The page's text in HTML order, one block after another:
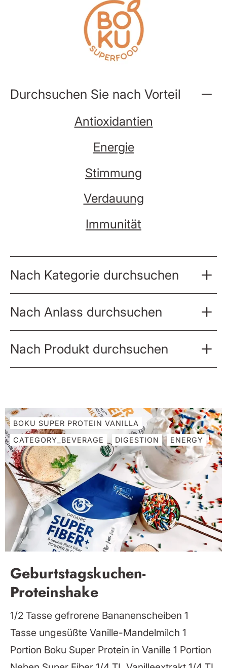
Durchsuchen Sie nach Vorteil
Antioxidantien
Energie
Stimmung
Verdauung
Immunität
Nach Kategorie durchsuchen
Nach Anlass durchsuchen
Nach Produkt durchsuchen
BOKU SUPER PROTEIN VANILLA
CATEGORY_BEVERAGE
DIGESTION ENERGY
Geburtstagskuchen-
Proteinshake
1/2 Tasse gefrorene Bananenscheiben 1
Tasse ungesüßte Vanille-Mandelmilch 1
Portion Boku Super Protein in Vanille 1 Portion